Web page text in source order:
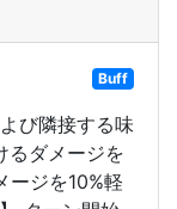
Buff
び隣接する味
るダメージを
ージを10%軽